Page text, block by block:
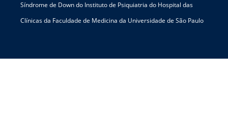
Síndrome de Down do Instituto de Psiquiatria do Hospital das
Clínicas da Faculdade de Medicina da Universidade de São Paulo